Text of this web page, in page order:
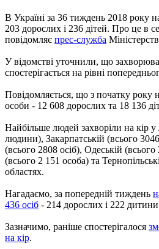
В Україні за 36 тиждень 2018 року
203 дорослих і 236 дітей. Про це в
повідомляє прес-служба
У відомстві уточнили, що
спостерігається на рівні
Повідомляється, що з початку року
особи - 12 608 дорослих та 18 136
Найбільше людей захворіли на кір у
людини), Закарпатській (всього
(всього 2808 осіб), Одеській (всього
(всього 2 151 особа) та
областях.
Нагадаємо, за попередній тиждень
436 осіб - 214 дорослих і 222
Зазначимо, раніше спостерігалося
на кір.